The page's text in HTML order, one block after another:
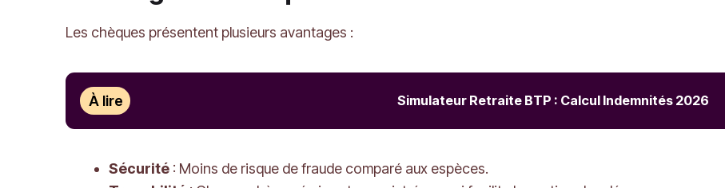
Les chèques présentent plusieurs avantages :
À lire Simulateur Retraite BTP : Calcul Indemnités 2026
Sécurité : Moins de risque de fraude comparé aux espèces.